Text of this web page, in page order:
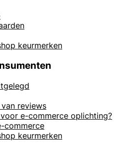
keurmerken
reviews
e-commerce oplichting?
commerce
keurmerken